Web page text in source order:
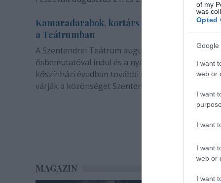
of my
was
Opted
Google
I want
web or
I want
I want
I want
web or
I want
Kamaradarabok, kortárs drámák,
a Teátrumban
A Szentendrei Teátrum augusztusban két
ősbemutatóval indul és a nyár végével sem zárul.
kőszínházi évadban további bemutatók és
várják a közönséget Szentendrén.
MAGAZIN